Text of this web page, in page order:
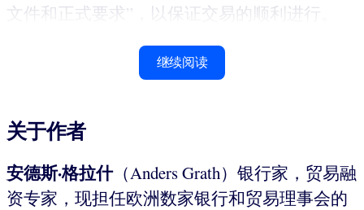
文件和正式要求”，以保证交易的顺利进行。
继续阅读
关于作者
安德斯·格拉什（Anders Grath）银行家，贸易融
资专家，现担任欧洲数家银行和贸易理事会的